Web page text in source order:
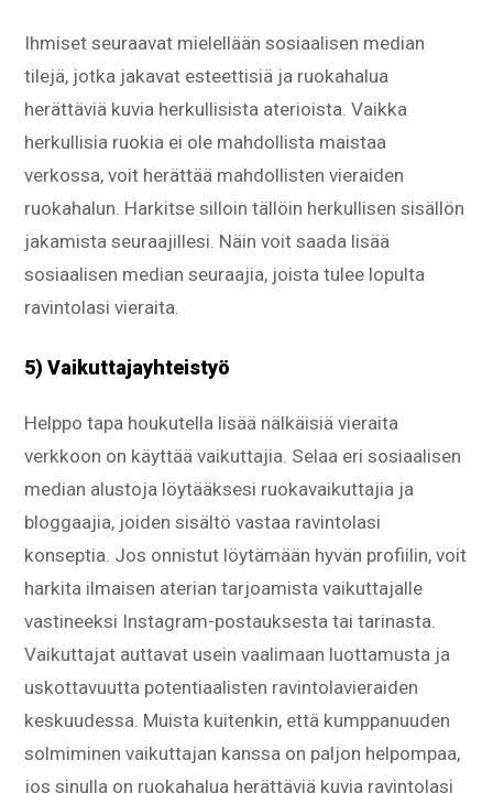
Ihmiset seuraavat mielellään sosiaalisen median
tilejä, jotka jakavat esteettisiä ja ruokahalua
herättäviä kuvia herkullisista aterioista. Vaikka
herkullisia ruokia ei ole mahdollista maistaa
verkossa, voit herättää mahdollisten vieraiden
ruokahalun. Harkitse silloin tällöin herkullisen sisällön
jakamista seuraajillesi. Näin voit saada lisää
sosiaalisen median seuraajia, joista tulee lopulta
ravintolasi vieraita.
5) Vaikuttajayhteistyö
Helppo tapa houkutella lisää nälkäisiä vieraita
verkkoon on käyttää vaikuttajia. Selaa eri sosiaalisen
median alustoja löytääksesi ruokavaikuttajia ja
bloggaajia, joiden sisältö vastaa ravintolasi
konseptia. Jos onnistut löytämään hyvän profiilin, voit
harkita ilmaisen aterian tarjoamista vaikuttajalle
vastineeksi Instagram-postauksesta tai tarinasta.
Vaikuttajat auttavat usein vaalimaan luottamusta ja
uskottavuutta potentiaalisten ravintolavieraiden
keskuudessa. Muista kuitenkin, että kumppanuuden
solmiminen vaikuttajan kanssa on paljon helpompaa,
jos sinulla on ruokahalua herättäviä kuvia ravintolasi